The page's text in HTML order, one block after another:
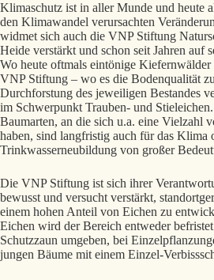
Klimaschutz ist in aller Munde und heute
den Klimawandel verursachten
widmet sich auch die VNP Stiftung
Heide verstärkt und schon seit Jahren auf
Wo heute oftmals eintönige
VNP Stiftung – wo es die Bodenqualität
Durchforstung des jeweiligen Bestandes
im Schwerpunkt Trauben- und
Baumarten, an die sich u.a. eine Vielzahl
haben, sind langfristig auch für das Klima
Trinkwasserneubildung von großer
Die VNP Stiftung ist sich ihrer
bewusst und versucht verstärkt,
einem hohen Anteil von Eichen zu
Eichen wird der Bereich entweder
Schutzzaun umgeben, bei
jungen Bäume mit einem Einzel-